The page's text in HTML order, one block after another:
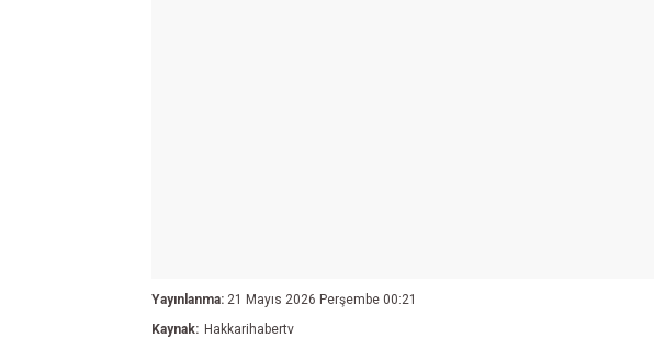
Yayınlanma: 21 Mayıs 2026 Perşembe 00:21
Kaynak: Hakkarihabertv